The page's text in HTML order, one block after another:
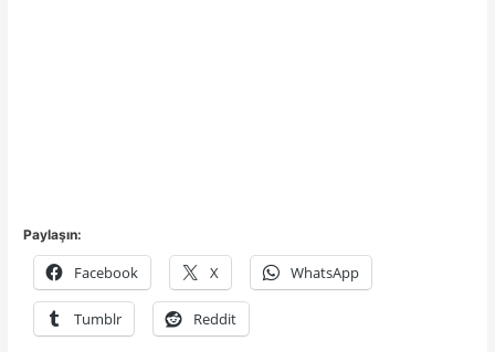
Paylaşın:
Facebook X WhatsApp
Tumblr Reddit